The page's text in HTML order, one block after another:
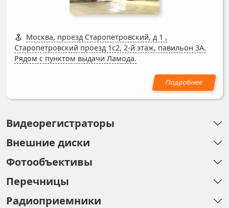
Москва, проезд Старопетровский, д 1 ,
Старопетровский проезд 1с2, 2-й этаж, павильон 3А.
Рядом с пунктом выдачи Ламода.
Видеорегистраторы
Внешние диски
Фотообъективы
Перечницы
Радиоприемники